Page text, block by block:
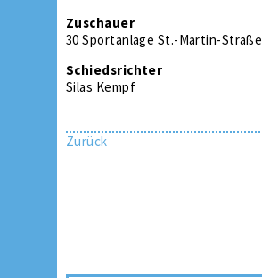
Zuschauer
30 Sportanlage St.-Martin-Straße
Schiedsrichter
Silas Kempf
Zurück